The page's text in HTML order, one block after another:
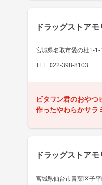
ドラッグストア
宮城県名取市愛の杜1-1-
TEL: 022-398-8103
ビタワン君のおやつ
作ったやわらかサラ
ドラッグストア
宮城県仙台市青葉区子